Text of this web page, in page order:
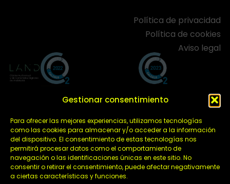
Gestionar consentimiento
Para ofrecer las mejores experiencias, utilizamos tecnologías
como las cookies para almacenar y/o acceder a la información
del dispositivo. El consentimiento de estas tecnologías nos
permitirá procesar datos como el comportamiento de
navegación o las identificaciones únicas en este sitio. No
consentir o retirar el consentimiento, puede afectar negativamente
a ciertas características y funciones.
Política de privacidad
Política de cookies
Aviso legal
Grupo ADM S.A ha recibido una subvención de la
Consejería de Empleo, Empresa y Trabajo Autónomo
de la Junta de Andalucía, financiada por la Unión
Europea con cargo al Programa FSE+ Andalucía
2021-2027, enmarcada en el Programa Emplea-T,